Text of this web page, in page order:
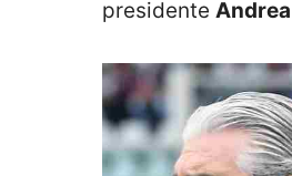
presidente